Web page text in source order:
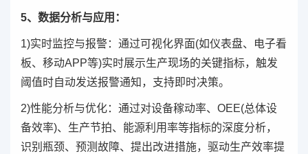
5、数据分析与应用：
1)实时监控与报警：通过可视化界面(如仪表盘、电子看
板、移动APP等)实时展示生产现场的关键指标，触发
阈值时自动发送报警通知，支持即时决策。
2)性能分析与优化：通过对设备稼动率、OEE(总体设
备效率)、生产节拍、能源利用率等指标的深度分析，
识别瓶颈、预测故障、提出改进措施，驱动生产效率提